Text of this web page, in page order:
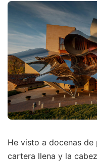
He visto a docenas de
cartera llena y la